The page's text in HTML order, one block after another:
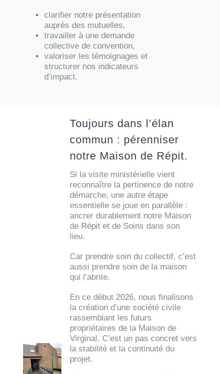
clarifier notre présentation
auprès des mutuelles,
travailler à une demande
collective de convention,
valoriser les témoignages et
structurer nos indicateurs
d’impact.
Toujours dans l’élan
commun : pérenniser
notre Maison de Répit.
Si la visite ministérielle vient
reconnaître la pertinence de notre
démarche, une autre étape
essentielle se joue en parallèle :
ancrer durablement notre Maison
de Répit et de Soins dans son
lieu.
Car prendre soin du collectif, c’est
aussi prendre soin de la maison
qui l’abrite.
En ce début 2026, nous finalisons
la création d’une société civile
rassemblant les futurs
propriétaires de la Maison de
Virginal. C’est un pas concret vers
la stabilité et la continuité du
projet.